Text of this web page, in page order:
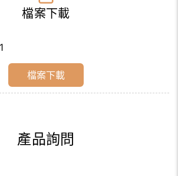
檔案下載
檔案下載
產品詢問